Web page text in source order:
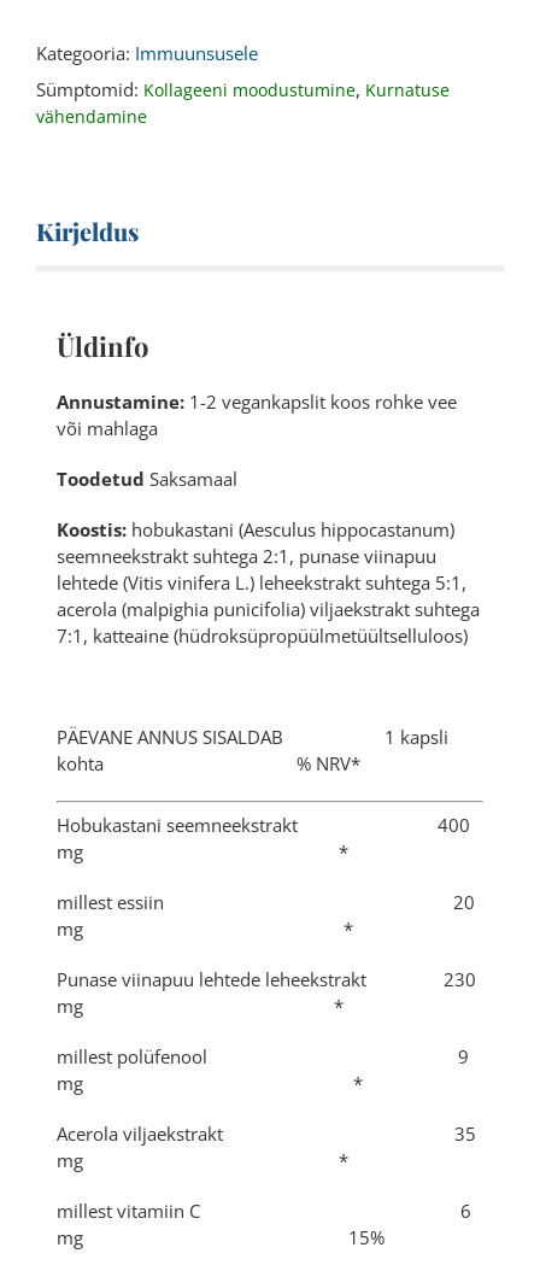
Kategooria: Immuunsusele
Sümptomid: Kollageeni moodustumine, Kurnatuse
vähendamine
Kirjeldus
Üldinfo
Annustamine:1-2 vegankapslit koos rohke vee
või mahlaga
Toodetud Saksamaal
Koostis:hobukastani (Aesculus hippocastanum)
seemneekstrakt suhtega 2:1, punase viinapuu
lehtede (Vitis vinifera L.) leheekstrakt suhtega 5:1,
acerola (malpighia punicifolia) viljaekstrakt suhtega
7:1, katteaine (hüdroksüpropüülmetüültselluloos)
PÄEVANE ANNUS SISALDAB 1 kapsli
kohta % NRV*
Hobukastani seemneekstrakt 400
mg *
millest essiin 20
mg *
Punase viinapuu lehtede leheekstrakt 230
mg *
millest polüfenool 9
mg *
Acerola viljaekstrakt 35
mg *
millest vitamiin C 6
mg 15%